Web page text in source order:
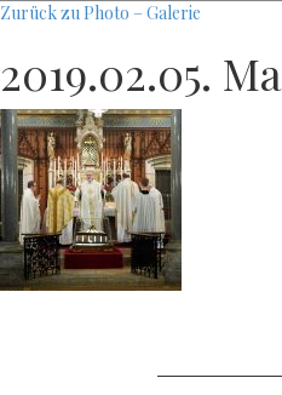
Zurück zu Photo – Galerie
2019.02.05.